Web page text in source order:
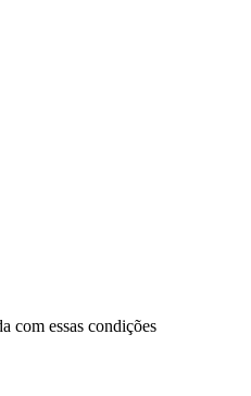
com essas condições